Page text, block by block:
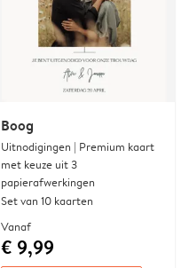
Boog
Uitnodigingen | Premium kaart
met keuze uit 3
papierafwerkingen
Set van 10 kaarten
Vanaf
€ 9,99